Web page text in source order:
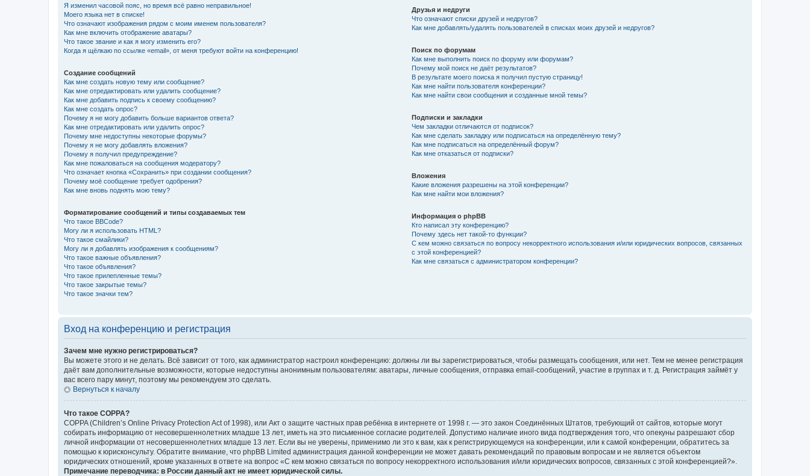
Я изменил часовой пояс, но время всё равно неправильное!
Моего языка нет в списке!
Что означают изображения рядом с моим именем пользователя?
Как мне включить отображение аватары?
Что такое звание и как я могу изменить его?
Когда я щёлкаю по ссылке «email», от меня требуют войти на конференцию!
Создание сообщений
Как мне создать новую тему или сообщение?
Как мне отредактировать или удалить сообщение?
Как мне добавить подпись к своему сообщению?
Как мне создать опрос?
Почему я не могу добавить больше вариантов ответа?
Как мне отредактировать или удалить опрос?
Почему мне недоступны некоторые форумы?
Почему я не могу добавлять вложения?
Почему я получил предупреждение?
Как мне пожаловаться на сообщения модератору?
Что означает кнопка «Сохранить» при создании сообщения?
Почему моё сообщение требует одобрения?
Как мне вновь поднять мою тему?
Форматирование сообщений и типы создаваемых тем
Что такое BBCode?
Могу ли я использовать HTML?
Что такое смайлики?
Могу ли я добавлять изображения к сообщениям?
Что такое важные объявления?
Что такое объявления?
Что такое прилепленные темы?
Что такое закрытые темы?
Что такое значки тем?
Друзья и недруги
Что означают списки друзей и недругов?
Как мне добавлять/удалять пользователей в списках моих друзей и недругов?
Поиск по форумам
Как мне выполнить поиск по форуму или форумам?
Почему мой поиск не даёт результатов?
В результате моего поиска я получил пустую страницу!
Как мне найти пользователя конференции?
Как мне найти свои сообщения и созданные мной темы?
Подписки и закладки
Чем закладки отличаются от подписок?
Как мне сделать закладку или подписаться на определённую тему?
Как мне подписаться на определённый форум?
Как мне отказаться от подписки?
Вложения
Какие вложения разрешены на этой конференции?
Как мне найти мои вложения?
Информация о phpBB
Кто написал эту конференцию?
Почему здесь нет такой-то функции?
С кем можно связаться по вопросу некорректного использования и/или юридических вопросов, связанных
с этой конференцией?
Как мне связаться с администратором конференции?
Вход на конференцию и регистрация
Зачем мне нужно регистрироваться?
Вы можете этого и не делать. Всё зависит от того, как администратор настроил конференцию: должны ли вы зарегистрироваться, чтобы размещать сообщения, или нет. Тем не менее регистрация
даёт вам дополнительные возможности, которые недоступны анонимным пользователям: аватары, личные сообщения, отправка email-сообщений, участие в группах и т. д. Регистрация займёт у
вас всего пару минут, поэтому мы рекомендуем это сделать.
Вернуться к началу
Что такое COPPA?
COPPA (Children’s Online Privacy Protection Act of 1998), или Акт о защите частных прав ребёнка в интернете от 1998 г. — это закон Соединённых Штатов, требующий от сайтов, которые могут
собирать информацию от несовершеннолетних младше 13 лет, иметь на это письменное согласие родителей. Допустимо наличие иного вида подтверждения того, что опекуны разрешают сбор
личной информации от несовершеннолетних младше 13 лет. Если вы не уверены, применимо ли это к вам, как к регистрирующемуся на конференции, или к самой конференции, обратитесь за
помощью к юрисконсульту. Обратите внимание, что phpBB Limited администрация данной конференции не может давать рекомендаций по правовым вопросам и не является объектом
юридических отношений, кроме указанных в ответе на вопрос «С кем можно связаться по вопросу некорректного использования и/или юридических вопросов, связанных с этой конференцией?».
Примечание переводчика: в России данный акт не имеет юридической силы.